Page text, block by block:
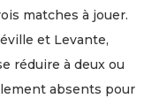
matches à jouer.
et Levante,
réduire à deux ou
absents pour